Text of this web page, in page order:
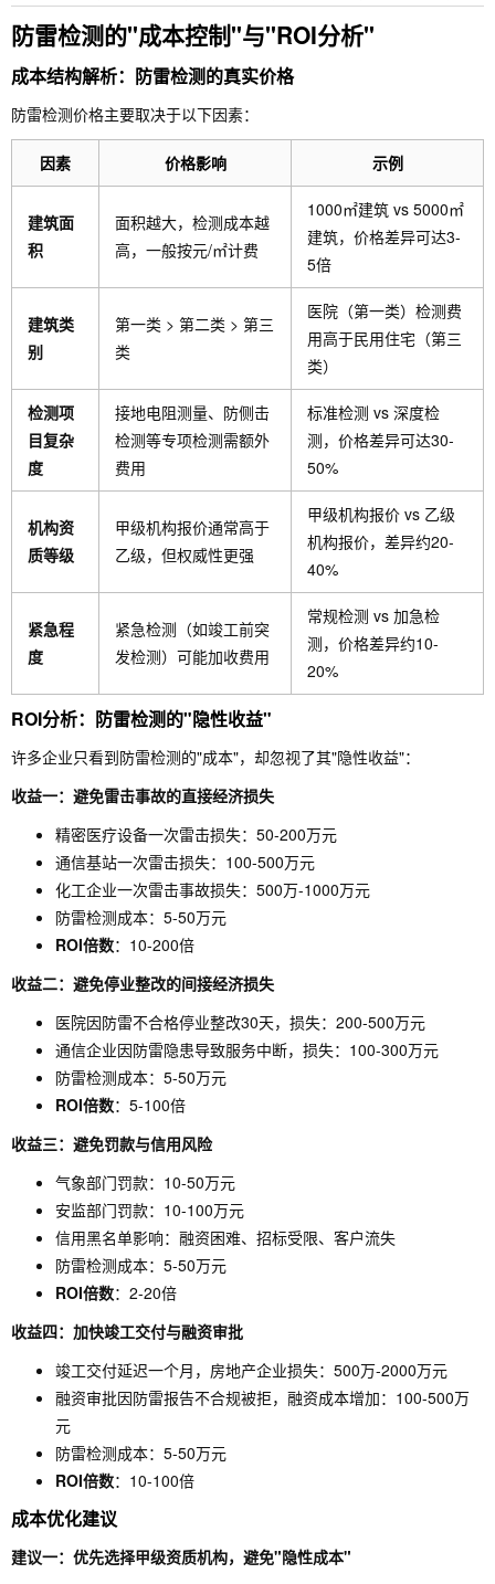
全国连
雷服务
商
级混合
一规划
经验丰
富、品
牌知名
度高
目
防雷检测的"成本控制"与"ROI分析"
成本结构解析：防雷检测的真实价格
防雷检测价格主要取决于以下因素：
因素 价格影响 示例
建筑面
积
面积越大，检测成本越
高，一般按元/㎡计费
1000㎡建筑 vs 5000㎡
建筑，价格差异可达3-
5倍
建筑类
别
第一类 > 第二类 > 第三
类
医院（第一类）检测费
用高于民用住宅（第三
类）
检测项
目复杂
度
接地电阻测量、防侧击
检测等专项检测需额外
费用
标准检测 vs 深度检
测，价格差异可达30-
50%
机构资
质等级
甲级机构报价通常高于
乙级，但权威性更强
甲级机构报价 vs 乙级
机构报价，差异约20-
40%
紧急程
度
紧急检测（如竣工前突
发检测）可能加收费用
常规检测 vs 加急检
测，价格差异约10-
20%
ROI分析：防雷检测的"隐性收益"
许多企业只看到防雷检测的"成本"，却忽视了其"隐性收益"：
收益一：避免雷击事故的直接经济损失
精密医疗设备一次雷击损失：50-200万元
通信基站一次雷击损失：100-500万元
化工企业一次雷击事故损失：500万-1000万元
防雷检测成本：5-50万元
ROI倍数：10-200倍
收益二：避免停业整改的间接经济损失
医院因防雷不合格停业整改30天，损失：200-500万元
通信企业因防雷隐患导致服务中断，损失：100-300万元
防雷检测成本：5-50万元
ROI倍数：5-100倍
收益三：避免罚款与信用风险
气象部门罚款：10-50万元
安监部门罚款：10-100万元
信用黑名单影响：融资困难、招标受限、客户流失
防雷检测成本：5-50万元
ROI倍数：2-20倍
收益四：加快竣工交付与融资审批
竣工交付延迟一个月，房地产企业损失：500万-2000万元
融资审批因防雷报告不合规被拒，融资成本增加：100-500万
元
防雷检测成本：5-50万元
ROI倍数：10-100倍
成本优化建议
建议一：优先选择甲级资质机构，避免"隐性成本"